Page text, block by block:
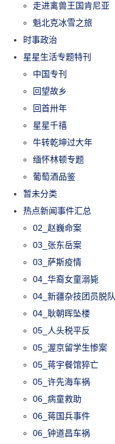
走进禽兽王国肯尼亚
魁北克冰雪之旅
时事政治
星星生活专题特刊
中国专刊
回望故乡
回首卅年
星星千禧
牛转乾坤过大年
缅怀林顿专题
葡萄酒品鉴
暂未分类
热点新闻事件汇总
02_赵巍命案
03_张东岳案
03_萨斯疫情
04_华裔女童溺毙
04_新疆杂技团员脱队
04_耿朝晖坠楼
05_人头税平反
05_渥京留学生惨案
05_蒋宇餐馆猝亡
05_许先海车祸
06_病童救助
06_蒋国兵事件
06_钟道昌车祸